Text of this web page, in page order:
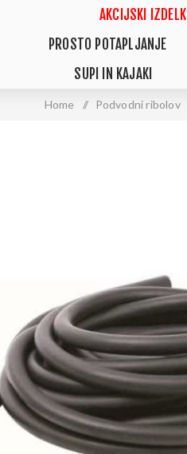
AKCIJSKI IZDELKI
PROSTO POTAPLJANJE
SUPI IN KAJAKI
Home / Podvodni ribolov